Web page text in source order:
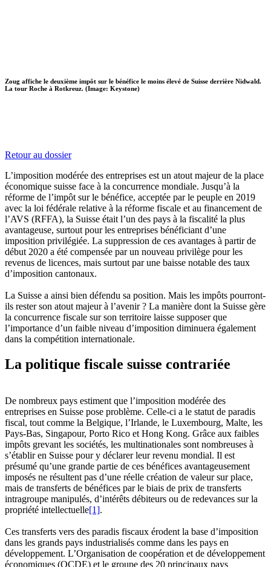
Zoug affiche le deuxième impôt sur le bénéfice le moins élevé de Suisse derrière Nidwald.
La tour Roche à Rotkreuz. (Image: Keystone)
Retour au dossier
L’imposition modérée des entreprises est un atout majeur de la place
économique suisse face à la concurrence mondiale. Jusqu’à la
réforme de l’impôt sur le bénéfice, acceptée par le peuple en 2019
avec la loi fédérale relative à la réforme fiscale et au financement de
l’AVS (RFFA), la Suisse était l’un des pays à la fiscalité la plus
avantageuse, surtout pour les entreprises bénéficiant d’une
imposition privilégiée. La suppression de ces avantages à partir de
début 2020 a été compensée par un nouveau privilège pour les
revenus de licences, mais surtout par une baisse notable des taux
d’imposition cantonaux.
La Suisse a ainsi bien défendu sa position. Mais les impôts pourront-
ils rester son atout majeur à l’avenir ? La manière dont la Suisse gère
la concurrence fiscale sur son territoire laisse supposer que
l’importance d’un faible niveau d’imposition diminuera également
dans la compétition internationale.
La politique fiscale suisse contrariée
De nombreux pays estiment que l’imposition modérée des
entreprises en Suisse pose problème. Celle-ci a le statut de paradis
fiscal, tout comme la Belgique, l’Irlande, le Luxembourg, Malte, les
Pays-Bas, Singapour, Porto Rico et Hong Kong. Grâce aux faibles
impôts grevant les sociétés, les multinationales sont nombreuses à
s’établir en Suisse pour y déclarer leur revenu mondial. Il est
présumé qu’une grande partie de ces bénéfices avantageusement
imposés ne résultent pas d’une réelle création de valeur sur place,
mais de transferts de bénéfices par le biais de prix de transferts
intragroupe manipulés, d’intérêts débiteurs ou de redevances sur la
propriété intellectuelle[1].
Ces transferts vers des paradis fiscaux érodent la base d’imposition
dans les grands pays industrialisés comme dans les pays en
développement. L’Organisation de coopération et de développement
économiques (OCDE) et le groupe des 20 principaux pays